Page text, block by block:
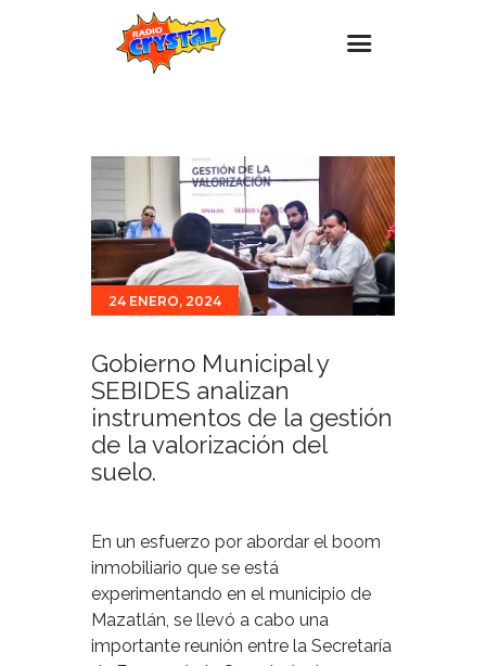
Estaciones
Eventos
Promociones
Noticias
Para ti
Contacto
24 ENERO, 2024
Gobierno Municipal y
SEBIDES analizan
instrumentos de la gestión
de la valorización del
suelo.
En un esfuerzo por abordar el boom
inmobiliario que se está
experimentando en el municipio de
Mazatlán, se llevó a cabo una
importante reunión entre la Secretaría